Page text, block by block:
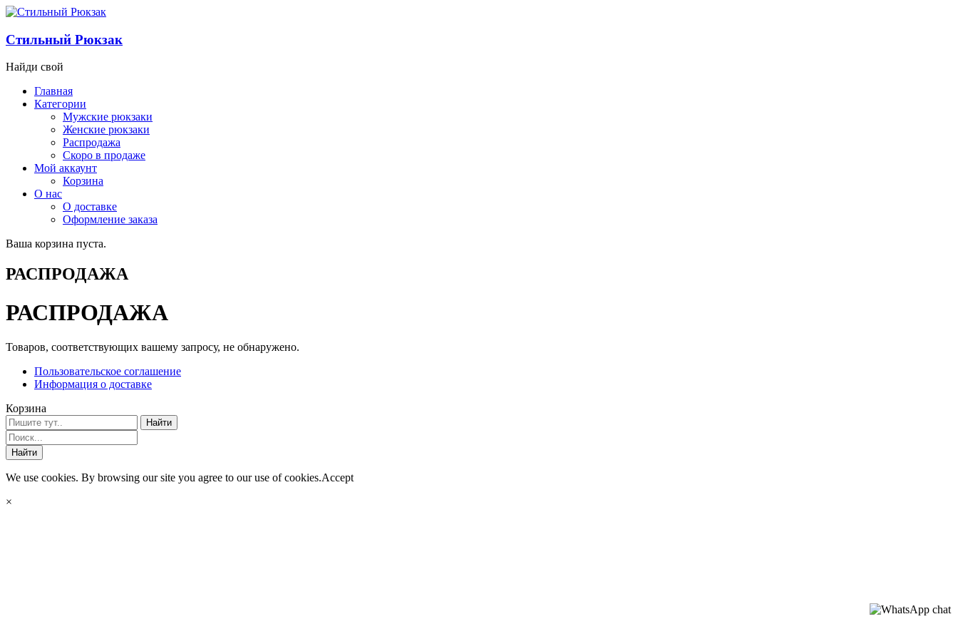
Стильный Рюкзак
Найди свой
Главная
Категории
Мужские рюкзаки
Женские рюкзаки
Распродажа
Скоро в продаже
Мой аккаунт
Корзина
О нас
О доставке
Оформление заказа
Ваша корзина пуста.
РАСПРОДАЖА
РАСПРОДАЖА
Товаров, соответствующих вашему запросу, не обнаружено.
Пользовательское соглашение
Информация о доставке
Корзина
We use cookies. By browsing our site you agree to our use of cookies.Accept
×